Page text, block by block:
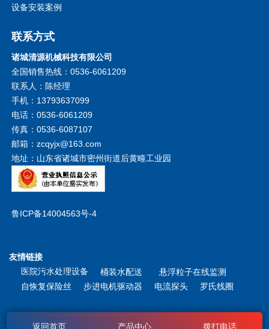
设备安装案例
联系方式
诸城清源机械科技有限公司
全国销售热线：0536-6061209
联系人：陈经理
手机：13793637099
电话：0536-6061209
传真：0536-6087107
邮箱：zcqyjx@163.com
地址：山东省诸城市密州街道后黄疃工业园
鲁ICP备14004563号-4
友情链接
医院污水处理设备
桶装水配送
悬浮粒子在线监测
自恢复保险丝
步进电机驱动器 电流探头 罗氏线圈
返回首页 产品中心 拨打电话